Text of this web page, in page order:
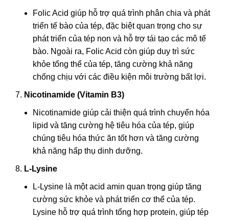
Folic Acid giúp hỗ trợ quá trình phân chia và phát
triển tế bào của tép, đặc biệt quan trọng cho sự
phát triển của tép non và hỗ trợ tái tạo các mô tế
bào. Ngoài ra, Folic Acid còn giúp duy trì sức
khỏe tổng thể của tép, tăng cường khả năng
chống chịu với các điều kiện môi trường bất lợi.
Nicotinamide (Vitamin B3)
Nicotinamide giúp cải thiện quá trình chuyển hóa
lipid và tăng cường hệ tiêu hóa của tép, giúp
chúng tiêu hóa thức ăn tốt hơn và tăng cường
khả năng hấp thụ dinh dưỡng.
L-Lysine
L-Lysine là một acid amin quan trọng giúp tăng
cường sức khỏe và phát triển cơ thể của tép.
Lysine hỗ trợ quá trình tổng hợp protein, giúp tép